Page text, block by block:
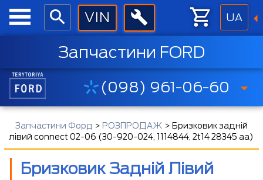
UA
Запчастини FORD
(098) 961-06-60
Запчастини Форд > РОЗПРОДАЖ > Бризковик задній
лівий connect 02-06 (30-920-024, 1114844, 2t14 28345 aa)
Бризковик Задній Лівий